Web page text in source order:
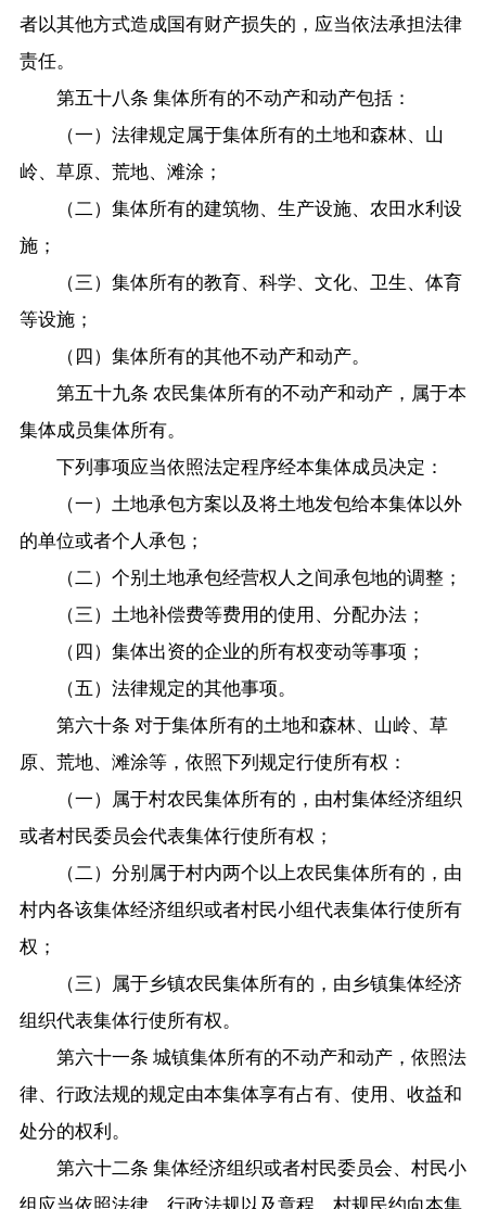
者以其他方式造成国有财产损失的，应当依法承担法律
责任。
第五十八条 集体所有的不动产和动产包括：
（一）法律规定属于集体所有的土地和森林、山
岭、草原、荒地、滩涂；
（二）集体所有的建筑物、生产设施、农田水利设
施；
（三）集体所有的教育、科学、文化、卫生、体育
等设施；
（四）集体所有的其他不动产和动产。
第五十九条 农民集体所有的不动产和动产，属于本
集体成员集体所有。
下列事项应当依照法定程序经本集体成员决定：
（一）土地承包方案以及将土地发包给本集体以外
的单位或者个人承包；
（二）个别土地承包经营权人之间承包地的调整；
（三）土地补偿费等费用的使用、分配办法；
（四）集体出资的企业的所有权变动等事项；
（五）法律规定的其他事项。
第六十条 对于集体所有的土地和森林、山岭、草
原、荒地、滩涂等，依照下列规定行使所有权：
（一）属于村农民集体所有的，由村集体经济组织
或者村民委员会代表集体行使所有权；
（二）分别属于村内两个以上农民集体所有的，由
村内各该集体经济组织或者村民小组代表集体行使所有
权；
（三）属于乡镇农民集体所有的，由乡镇集体经济
组织代表集体行使所有权。
第六十一条 城镇集体所有的不动产和动产，依照法
律、行政法规的规定由本集体享有占有、使用、收益和
处分的权利。
第六十二条 集体经济组织或者村民委员会、村民小